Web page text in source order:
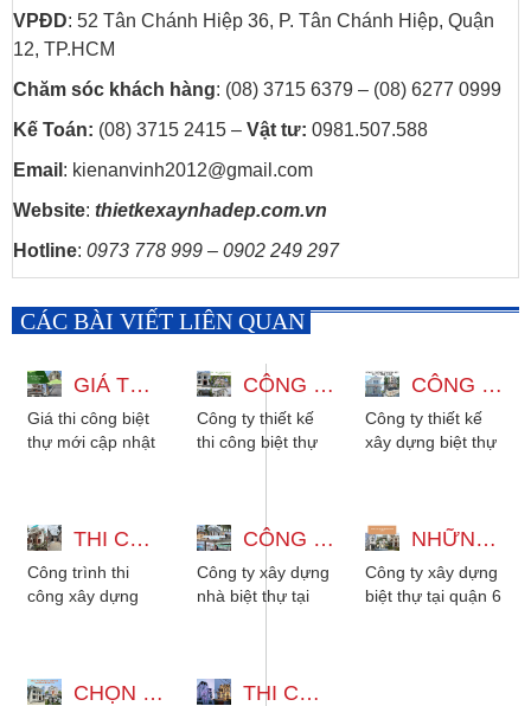
VPĐD: 52 Tân Chánh Hiệp 36, P. Tân Chánh Hiệp, Quận
12, TP.HCM
Chăm sóc khách hàng: (08) 3715 6379 – (08) 6277 0999
Kế Toán: (08) 3715 2415 – Vật tư: 0981.507.588
Email : kienanvinh2012@gmail.com
Website: thietkexaynhadep.com.vn
Hotline: 0973 778 999 – 0902 249 297
CÁC BÀI VIẾT LIÊN QUAN
GIÁ THI CÔNG BIỆT THỰ MỚI CẬP NHẬT VÀ VÀI LƯU Ý CẦN NẮM
Giá thi công biệt
thự mới cập nhật
nhà...
CÔNG TY THIẾT KẾ THI CÔNG BIỆT THỰ TẠI BÌNH TÂN GIÁ BÌNH DÂN
Công ty thiết kế
thi công biệt thự
biệt...
CÔNG TY THIẾT KẾ XÂY DỰNG BIỆT THỰ TẠI BÌNH CHÁNH GIÁ TỐT
Công ty thiết kế
xây dựng biệt thự
nhà...
THI CÔNG XÂY DỰNG BIỆT THỰ GỖ CÓ NHÀ THỜ TỔ Ở MIỀN BẮC
Công trình thi
công xây dựng
thự...
CÔNG TY XÂY DỰNG NHÀ BIỆT THỰ TẠI BÌNH DƯƠNG UY TÍN - PHÍ RẺ
Công ty xây dựng
nhà biệt thự tại
bảo...
NHỮNG LƯU Ý KHI CHỌN CÔNG TY XÂY DỰNG BIỆT THỰ TẠI QUẬN 6
Công ty xây dựng
biệt thự tại quận 6
CHỌN CÔNG TY XÂY DỰNG BIỆT THỰ TẠI ĐỒNG NAI UY TÍN THI CÔNG XÂY DỰNG BIỆT THỰ TÂN CỔ ĐIỂN MANG NÉT ĐẸP ĐỘC ĐÁO